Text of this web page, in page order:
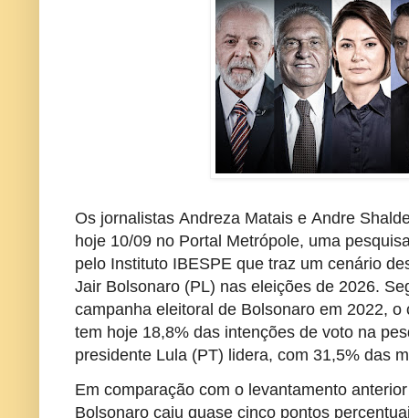
Os jornalistasAndreza Matais eAndre
hoje 10/09 no Portal Metrópole, uma
pelo Instituto IBESPE que traz um cenário
Jair Bolsonaro (PL) nas eleições de 2026.
campanha eleitoral de Bolsonaro em 2022,
tem hoje 18,8% das intenções de voto na
presidente Lula (PT) lidera, com 31,5% das
Em comparação com o levantamento
Bolsonaro caiu quase cinco pontos